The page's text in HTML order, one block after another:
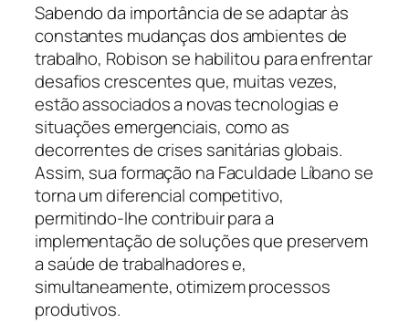
Sabendo da importância de se adaptar às
constantes mudanças dos ambientes de
trabalho, Robison se habilitou para enfrentar
desafios crescentes que, muitas vezes,
estão associados a novas tecnologias e
situações emergenciais, como as
decorrentes de crises sanitárias globais.
Assim, sua formação na Faculdade Líbano se
torna um diferencial competitivo,
permitindo-lhe contribuir para a
implementação de soluções que preservem
a saúde de trabalhadores e,
simultaneamente, otimizem processos
produtivos.